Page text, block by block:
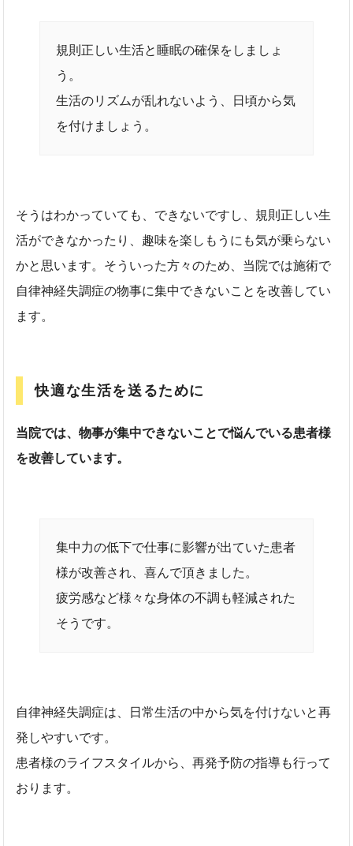
規則正しい生活と睡眠の確保をしましょ
う。
生活のリズムが乱れないよう、日頃から気
を付けましょう。
そうはわかっていても、できないですし、規則正しい生
活ができなかったり、趣味を楽しもうにも気が乗らない
かと思います。そういった方々のため、当院では施術で
自律神経失調症の物事に集中できないことを改善してい
ます。
快適な生活を送るために
当院では、物事が集中できないことで悩んでいる患者様
を改善しています。
集中力の低下で仕事に影響が出ていた患者
様が改善され、喜んで頂きました。
疲労感など様々な身体の不調も軽減された
そうです。
自律神経失調症は、日常生活の中から気を付けないと再
発しやすいです。
患者様のライフスタイルから、再発予防の指導も行って
おります。